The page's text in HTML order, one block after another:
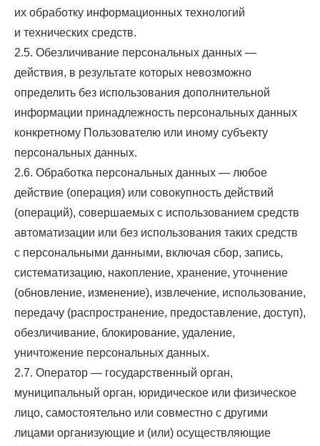
их обработку информационных технологий
и технических средств.
2.5. Обезличивание персональных данных —
действия, в результате которых невозможно
определить без использования дополнительной
информации принадлежность персональных данных
конкретному Пользователю или иному субъекту
персональных данных.
2.6. Обработка персональных данных — любое
действие (операция) или совокупность действий
(операций), совершаемых с использованием средств
автоматизации или без использования таких средств
с персональными данными, включая сбор, запись,
систематизацию, накопление, хранение, уточнение
(обновление, изменение), извлечение, использование,
передачу (распространение, предоставление, доступ),
обезличивание, блокирование, удаление,
уничтожение персональных данных.
2.7. Оператор — государственный орган,
муниципальный орган, юридическое или физическое
лицо, самостоятельно или совместно с другими
лицами организующие и (или) осуществляющие